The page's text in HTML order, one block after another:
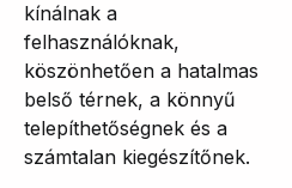
kínálnak a
felhasználóknak,
köszönhetően a hatalmas
belső térnek, a könnyű
telepíthetőségnek és a
számtalan kiegészítőnek.